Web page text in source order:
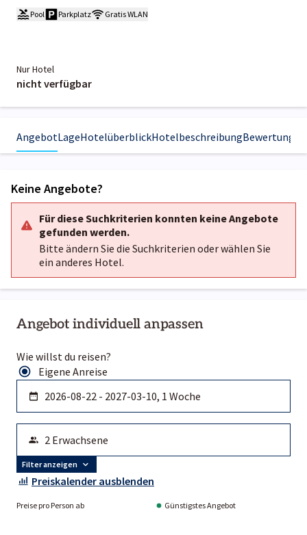
Pool Parkplatz Gratis WLAN
Nur Hotel
nicht verfügbar
AngebotLageHotelüberblickHotelbeschreibungBewertungen
Angebot individuell anpassen
Wie willst du reisen?
Eigene Anreise
Filter anzeigen
Preiskalender ausblenden
Preise pro Person ab Günstigstes Angebot
Keine Angebote?
Für diese Suchkriterien konnten keine Angebote
gefunden werden.
Bitte ändern Sie die Suchkriterien oder wählen Sie
ein anderes Hotel.